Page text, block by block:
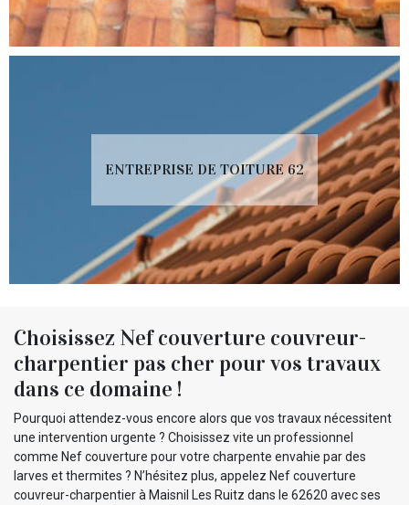
ENTREPRISE DE TOITURE 62
Choisissez Nef couverture couvreur-
charpentier pas cher pour vos travaux
dans ce domaine !
Pourquoi attendez-vous encore alors que vos travaux nécessitent
une intervention urgente ? Choisissez vite un professionnel
comme Nef couverture pour votre charpente envahie par des
larves et thermites ? N’hésitez plus, appelez Nef couverture
couvreur-charpentier à Maisnil Les Ruitz dans le 62620 avec ses